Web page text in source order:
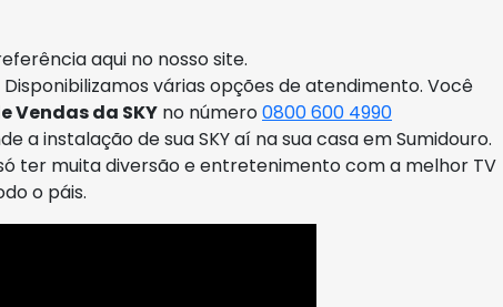
aqui no nosso site.
várias opções de atendimento. Você
Vendas da SKY no número0800 600 4990
a instalação de sua SKY aí na sua casa em Sumidouro.
ter muita diversão e entretenimento com a melhor TV
o páis.